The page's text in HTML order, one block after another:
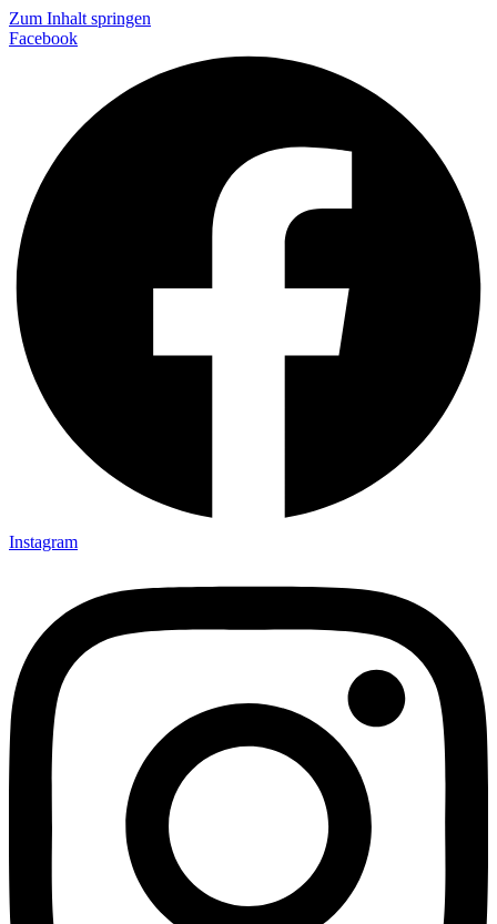
Zum Inhalt springen
Facebook
Instagram